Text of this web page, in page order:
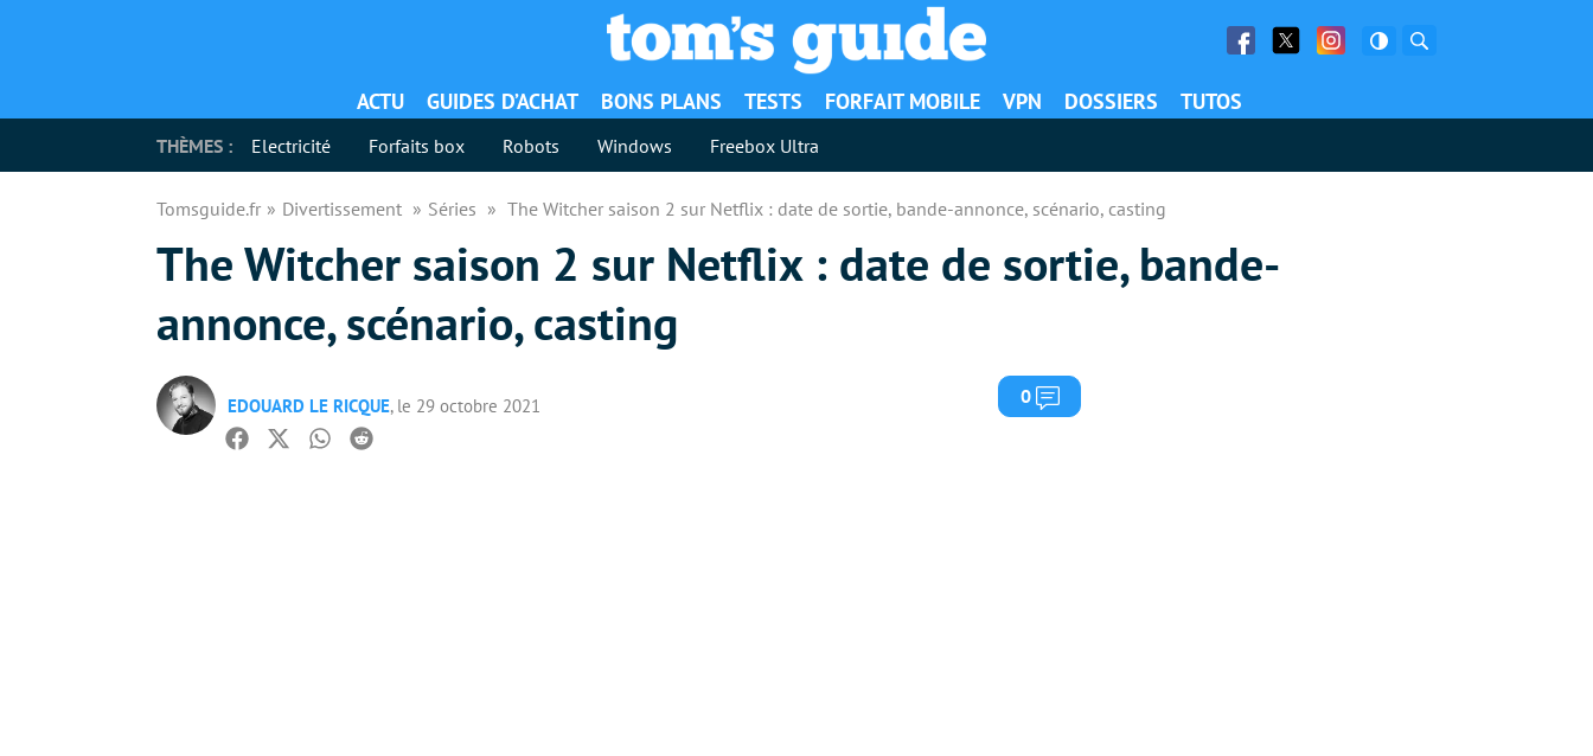
Facebook
Twitter Facebook
ACTU GUIDES D’ACHAT BONS PLANS TESTS FORFAIT MOBILE VPN DOSSIERS TUTOS
THÈMES : Electricité Forfaits box Robots Windows Freebox Ultra
Tomsguide.fr Divertissement Séries The Witcher saison 2 sur Netflix : date de sortie, bande-annonce, scénario, casting
The Witcher saison 2 sur Netflix : date de sortie, bande-
annonce, scénario, casting
EDOUARD LE RICQUE, le 29 octobre 2021 0 Commentaires
Facebook
TwitterWhatsapp
Reddit